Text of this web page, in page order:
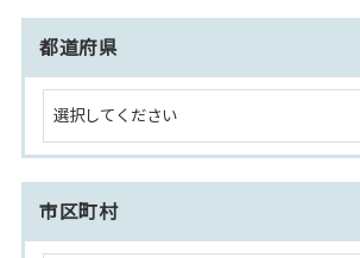
都道府県
市区町村